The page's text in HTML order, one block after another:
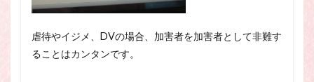
虐待やイジメ、DVの場合、加害者を加害者として非難す
ることはカンタンです。